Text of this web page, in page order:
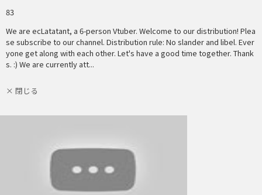
83
We are ecLatatant, a 6-person Vtuber. Welcome to our distribution! Plea
se subscribe to our channel. Distribution rule: No slander and libel. Ever
yone get along with each other. Let's have a good time together. Thank
s. :) We are currently att...
× 閉じる